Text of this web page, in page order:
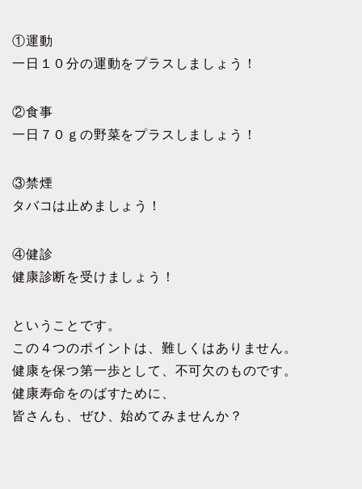
①運動
一日１０分の運動をプラスしましょう！
②食事
一日７０ｇの野菜をプラスしましょう！
③禁煙
タバコは止めましょう！
④健診
健康診断を受けましょう！
ということです。
この４つのポイントは、難しくはありません。
健康を保つ第一歩として、不可欠のものです。
健康寿命をのばすために、
皆さんも、ぜひ、始めてみませんか？